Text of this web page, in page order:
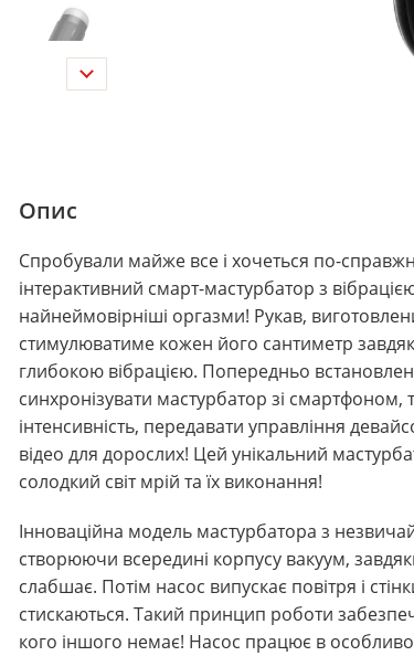
Опис
Спробували майже все і хочеться по-
інтерактивний смарт-мастурбатор з
найнеймовірніші оргазми! Рукав,
стимулюватиме кожен його сантиметр
глибокою вібрацією. Попередньо
синхронізувати мастурбатор зі
інтенсивність, передавати управління
відео для дорослих! Цей унікальний
солодкий світ мрій та їх виконання!
Інноваційна модель мастурбатора з
створюючи всередині корпусу вакуум,
слабшає. Потім насос випускає повітря і
стискаються. Такий принцип роботи
кого іншого немає! Насос працює в